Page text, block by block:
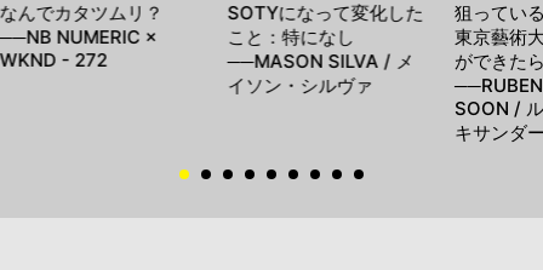
なんでカタツムリ？
──NB NUMERIC ×
WKND - 272
SOTYになって変化した
こと：特になし
──MASON SILVA / メ
イソン・シルヴァ
狙ってい
東京藝術
ができた
SOON /
キサンダ